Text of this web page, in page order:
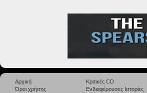
Αρχική
Όροι χρήσης
Κριτικές CD
Ενδιαφέρουσες Ιστορίες